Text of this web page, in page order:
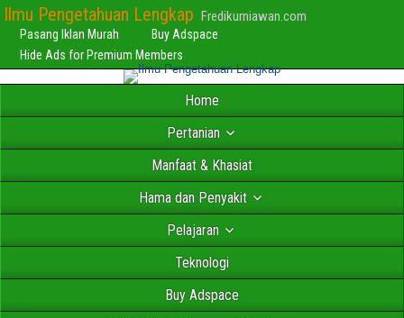
Ilmu Pengetahuan Lengkap Fredikurniawan.com
Pasang Iklan Murah
Buy Adspace
Hide Ads for Premium Members
Home
Pertanian
Manfaat & Khasiat
Hama dan Penyakit
Pelajaran
Teknologi
Buy Adspace